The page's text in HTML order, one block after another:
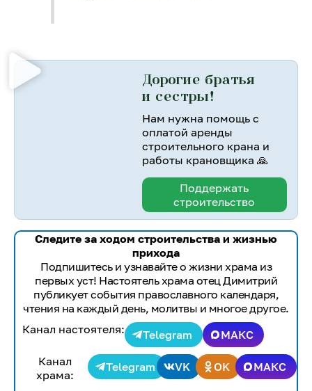
Дорогие братья
и сестры!
Нам нужна помощь с
оплатой аренды
строительного крана и
работы крановщика 🙏
Поддержать
строительство
Следите за ходом строительства и жизнью
прихода
Подпишитесь и узнавайте о жизни храма из
первых уст! Настоятель храма отец Димитрий
публикует события православного календаря,
чтения на каждый день, молитвы и многое другое.
Канал настоятеля:
Telegram
МАКС
Канал
храма:
Telegram VK OK МАКС